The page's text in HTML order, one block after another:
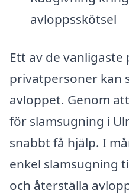
avloppsskötsel
Ett av de
privatpersoner kan
avloppet. Genom
för slamsugning i
snabbt få hjälp. I
enkel slamsugning
och återställa